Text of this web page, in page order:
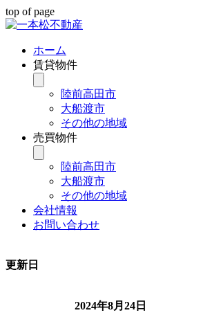
top of page
ホーム
賃貸物件
陸前高田市
大船渡市
その他の地域
売買物件
陸前高田市
大船渡市
その他の地域
会社情報
お問い合わせ
更新日
2024年8月24日